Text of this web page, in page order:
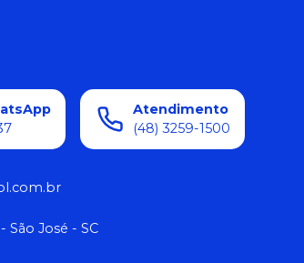
Atendimento
(48) 3259-1500
São José - SC